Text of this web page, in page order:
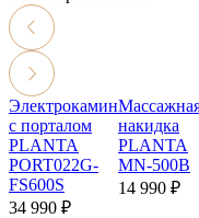
Электрокамин
с порталом
PLANTA
PORT022G-
FS600S
34 990 ₽
накидка
PLANTA
MN-500B
14 990 ₽